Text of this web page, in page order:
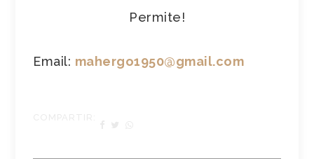
Permite!
Email: mahergo1950@gmail.com